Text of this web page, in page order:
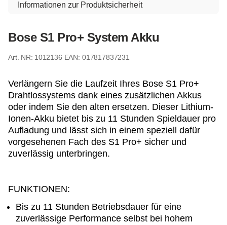
Informationen zur Produktsicherheit
Bose S1 Pro+ System Akku
1012136 EAN: 017817837231
Verlängern Sie die Laufzeit Ihres Bose S1 Pro+
Drahtlossystems dank eines zusätzlichen Akkus
oder indem Sie den alten ersetzen. Dieser Lithium-
Ionen-Akku bietet bis zu 11 Stunden Spieldauer pro
Aufladung und lässt sich in einem speziell dafür
vorgesehenen Fach des S1 Pro+ sicher und
zuverlässig unterbringen.
FUNKTIONEN:
Bis zu 11 Stunden Betriebsdauer für eine
zuverlässige Performance selbst bei hohem